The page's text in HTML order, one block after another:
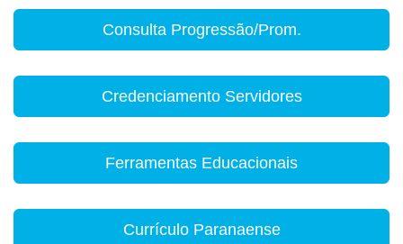
Consulta Progressão/Prom.
Credenciamento Servidores
Ferramentas Educacionais
Currículo Paranaense